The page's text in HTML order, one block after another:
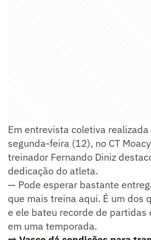
Em entrevista coletiva realizada
segunda-feira (12), no CT
treinador Fernando Diniz
dedicação do atleta.
— Pode esperar bastante
que mais treina aqui. É um dos
e ele bateu recorde de partidas
em uma temporada.